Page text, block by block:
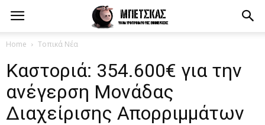
Home Τοπικά Νέα
Καστοριά: 354.600€ για την
ανέγερση Μονάδας
Διαχείρισης Απορριμμάτων